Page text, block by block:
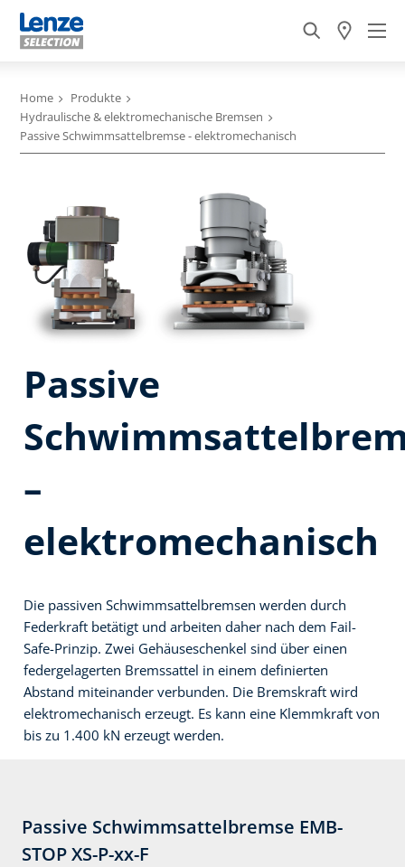
Home
Produkte
Hydraulische & elektromechanische Bremsen
Passive Schwimmsattelbremse - elektromechanisch
Passive
–
elektromechanisch
Die passiven Schwimmsattelbremsen werden durch
Federkraft betätigt und arbeiten daher nach dem Fail-
Safe-Prinzip. Zwei Gehäuseschenkel sind über einen
federgelagerten Bremssattel in einem definierten
Abstand miteinander verbunden. Die Bremskraft wird
elektromechanisch erzeugt. Es kann eine Klemmkraft von
bis zu 1.400 kN erzeugt werden.
Passive Schwimmsattelbremse EMB-
STOP XS-P-xx-F